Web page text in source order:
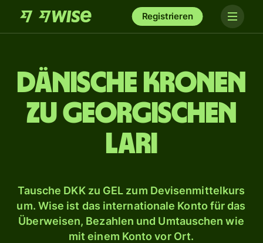
Registrieren
Dänische Kronen
zu georgischen
Lari
Tausche DKK zu GEL zum Devisenmittelkurs
um. Wise ist das internationale Konto für das
Überweisen, Bezahlen und Umtauschen wie
mit einem Konto vor Ort.